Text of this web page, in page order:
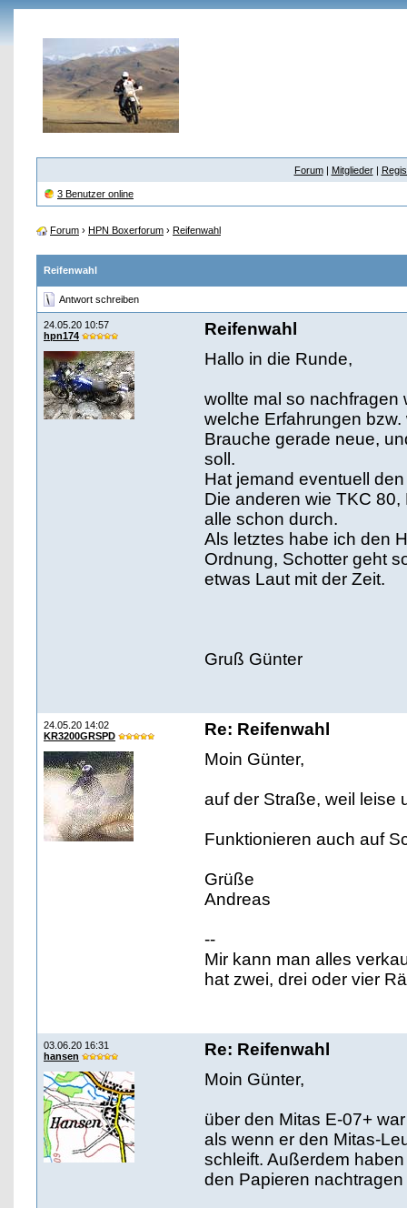
Forum| Mitglieder|
3 Benutzer online
Forum › HPN Boxerforum › Reifenwahl
Reifenwahl
Antwort schreiben
24.05.20 10:57
hpn174
Reifenwahl
Hallo in die Runde,
wollte mal so nachfragen
welche Erfahrungen
Brauche gerade neue,
soll.
Hat jemand eventuell
Die anderen wie TKC
alle schon durch.
Als letztes habe ich den
Ordnung, Schotter geht
etwas Laut mit der Zeit.
Gruß Günter
24.05.20 14:02
KR3200GRSPD
Re: Reifenwahl
Moin Günter,
auf der Straße, weil leise
Funktionieren auch auf
Grüße
Andreas
--
Mir kann man alles
hat zwei, drei oder vier
03.06.20 16:31
hansen
Re: Reifenwahl
Moin Günter,
über den Mitas E-07+
als wenn er den Mitas-
schleift. Außerdem
den Papieren